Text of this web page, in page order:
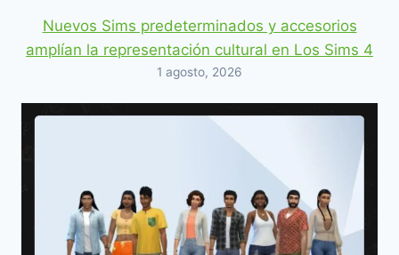
Nuevos Sims predeterminados y accesorios
amplían la representación cultural en Los Sims 4
1 agosto, 2026